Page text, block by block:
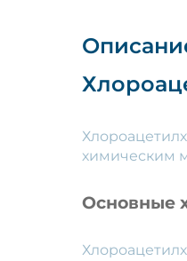
химическим
Основные